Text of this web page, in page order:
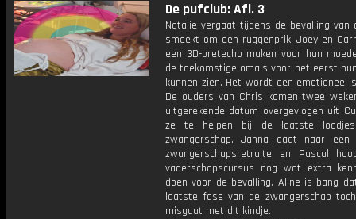
De pufclub: Afl. 3
Natalie vergaat tijdens de bevalling van
smeekt om een ruggenprik. Joey en
een 3D-pretecho maken voor hun
de toekomstige oma's voor het eerst
kunnen zien. Het wordt een emotioneel
De ouders van Chris komen twee
uitgerekende datum overgevlogen uit
ze te helpen bij de laatste
zwangerschap. Janna gaat naar een
zwangerschapsretraite en Pascal
vaderschapscursus nog wat extra
doen voor de bevalling. Aline is bang
laatste fase van de zwangerschap
misgaat met dit kindje.